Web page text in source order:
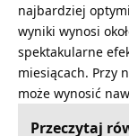
najbardziej
wyniki wynosi
spektakularne
miesiącach. Przy
może wynosić
Przeczytaj